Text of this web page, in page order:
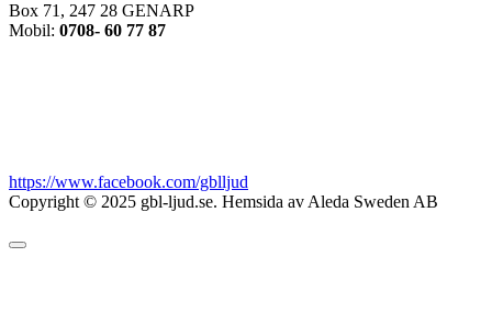
Box 71, 247 28 GENARP
Mobil: 0708- 60 77 87
https://www.facebook.com/gblljud
Copyright © 2025 gbl-ljud.se. Hemsida av Aleda Sweden AB